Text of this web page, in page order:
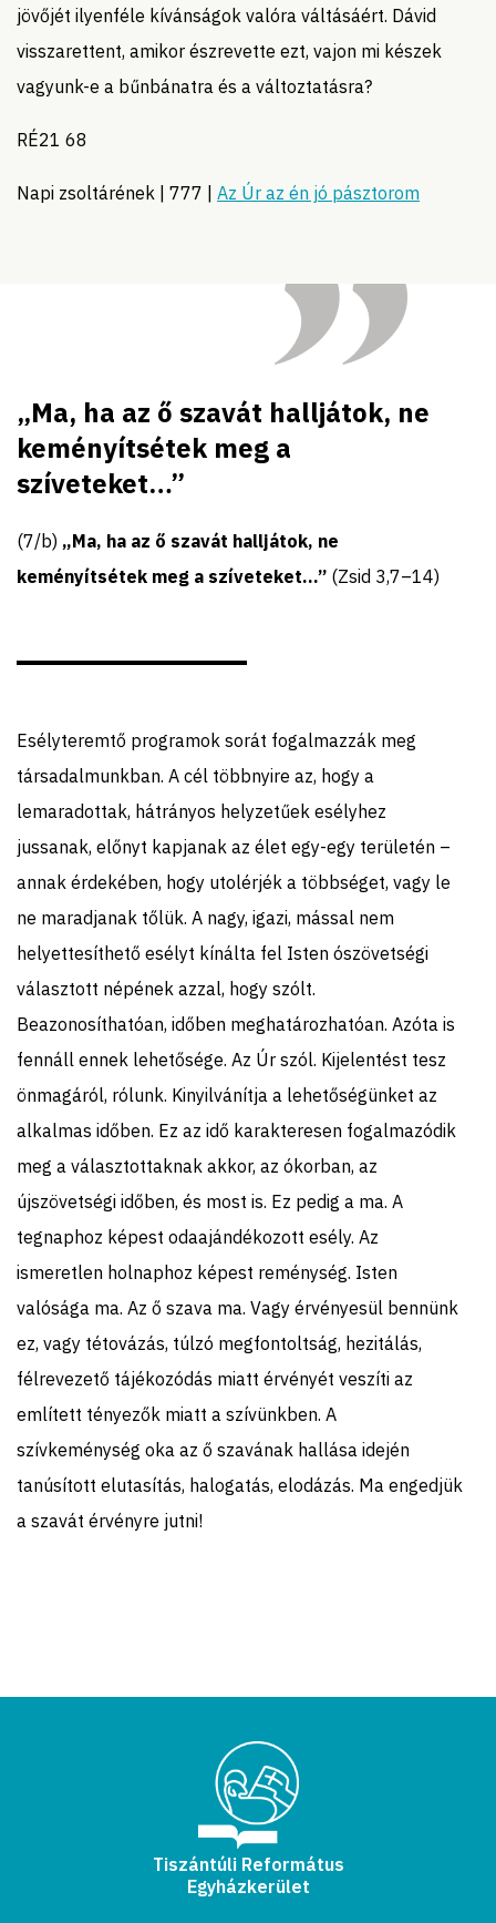
jövőjét ilyenféle kívánságok valóra váltásáért. Dávid
visszarettent, amikor észrevette ezt, vajon mi készek
vagyunk-e a bűnbánatra és a változtatásra?
RÉ21 68
Napi zsoltárének | 777 | Az Úr az én jó pásztorom
„Ma, ha az ő szavát halljátok, ne
keményítsétek meg a
szíveteket…”
(7/b) „Ma, ha az ő szavát halljátok, ne
keményítsétek meg a szíveteket…” (Zsid 3,7–14)
Esélyteremtő programok sorát fogalmazzák meg
társadalmunkban. A cél többnyire az, hogy a
lemaradottak, hátrányos helyzetűek esélyhez
jussanak, előnyt kapjanak az élet egy-egy területén –
annak érdekében, hogy utolérjék a többséget, vagy le
ne maradjanak tőlük. A nagy, igazi, mással nem
helyettesíthető esélyt kínálta fel Isten ószövetségi
választott népének azzal, hogy szólt.
Beazonosíthatóan, időben meghatározhatóan. Azóta is
fennáll ennek lehetősége. Az Úr szól. Kijelentést tesz
önmagáról, rólunk. Kinyilvánítja a lehetőségünket az
alkalmas időben. Ez az idő karakteresen fogalmazódik
meg a választottaknak akkor, az ókorban, az
újszövetségi időben, és most is. Ez pedig a ma. A
tegnaphoz képest odaajándékozott esély. Az
ismeretlen holnaphoz képest reménység. Isten
valósága ma. Az ő szava ma. Vagy érvényesül bennünk
ez, vagy tétovázás, túlzó megfontoltság, hezitálás,
félrevezető tájékozódás miatt érvényét veszíti az
említett tényezők miatt a szívünkben. A
szívkeménység oka az ő szavának hallása idején
tanúsított elutasítás, halogatás, elodázás. Ma engedjük
a szavát érvényre jutni!
Tiszántúli Református
Egyházkerület